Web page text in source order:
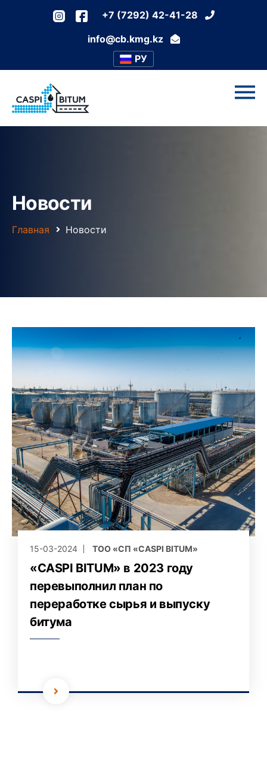
+7 (7292) 42-41-28
info@cb.kmg.kz
РУ
Новости
Главная Новости
15-03-2024 ТОО «СП «CASPI BITUM»
«CASPI BITUM» в 2023 году
перевыполнил план по
переработке сырья и выпуску
битума